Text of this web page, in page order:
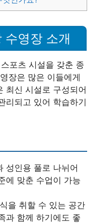
수영장 소개
포츠 시설을 갖춘 종
장은 많은 이들에게
최신 시설로 구성되어
리되고 있어 학습하기
성인용 풀로 나뉘어
에 맞춘 수업이 가능
을 취할 수 있는 공간
과 함께 하기에도 좋